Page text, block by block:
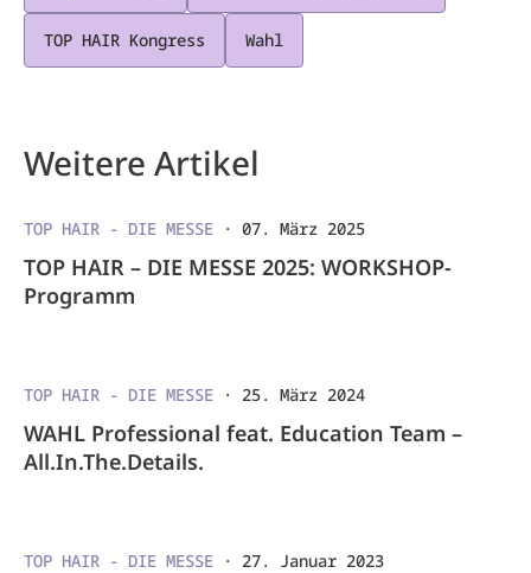
TOP HAIR Kongress Wahl
Weitere Artikel
TOP HAIR - DIE MESSE · 07. März 2025
TOP HAIR – DIE MESSE 2025: WORKSHOP-
Programm
TOP HAIR - DIE MESSE · 25. März 2024
WAHL Professional feat. Education Team –
All.In.The.Details.
TOP HAIR - DIE MESSE · 27. Januar 2023